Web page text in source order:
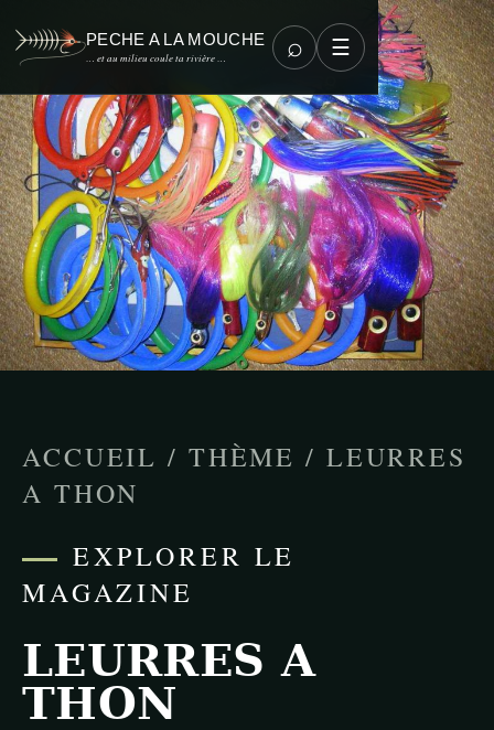
PECHE A LA MOUCHE
… et au milieu coule ta rivière … ⌕ ☰
ACCUEIL / THÈME / LEURRES
A THON
EXPLORER LE
MAGAZINE
LEURRES A
THON